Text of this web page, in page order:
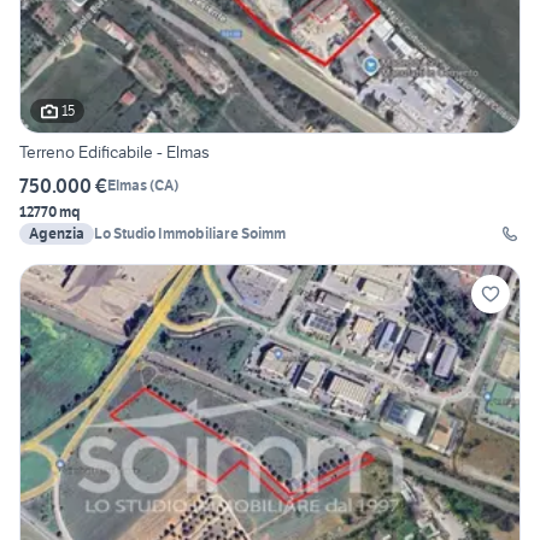
15
Terreno Edificabile - Elmas
750.000 €Elmas(CA)
12770 mq
Agenzia
Lo Studio Immobiliare Soimm